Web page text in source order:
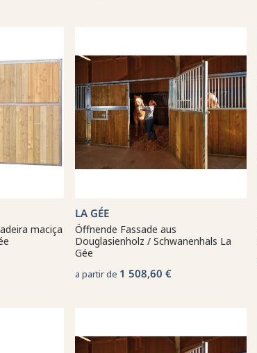
maciça
LA GÉE
Öffnende Fassade aus
Douglasienholz / Schwanenhals La
Gée
a partir de 1 508,60 €